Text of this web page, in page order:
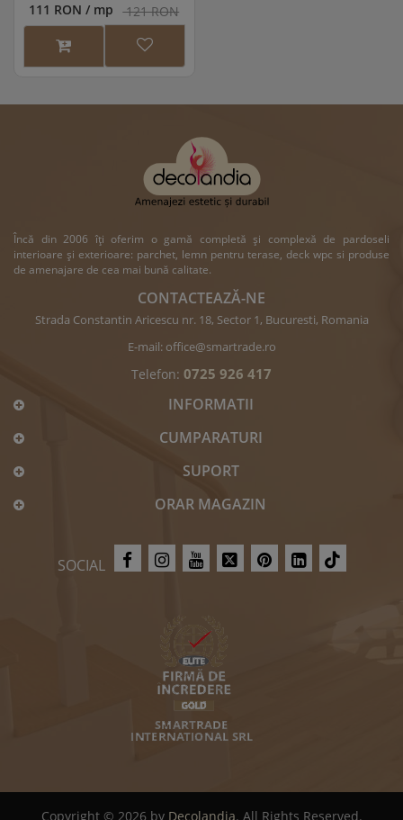
111 RON / mp 121 RON
Încă din 2006 îți oferim o gamă completă și complexă de pardoseli
interioare și exterioare: parchet, lemn pentru terase, deck wpc si produse
de amenajare de cea mai bună calitate.
CONTACTEAZĂ-NE
Strada Constantin Aricescu nr. 18, Sector 1, Bucuresti, Romania
E-mail: office@smartrade.ro
Telefon: 0725 926 417
INFORMATII
CUMPARATURI
SUPORT
ORAR MAGAZIN
SOCIAL
Copyright © 2026 by Decolandia. All Rights Reserved.